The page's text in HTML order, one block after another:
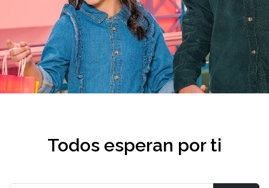
Todos esperan por ti